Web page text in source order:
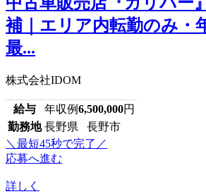
補｜エリア内転勤のみ・
最...
株式会社IDOM
給与 年収例6,500,000円
勤務地 長野県 長野市
＼最短45秒で完了／
応募へ進む
詳しく